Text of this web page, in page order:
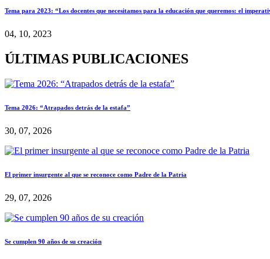
Tema para 2023: “Los docentes que necesitamos para la educación que queremos: el
04, 10, 2023
ÚLTIMAS PUBLICACIONES
Tema 2026: “Atrapados detrás de la estafa”
30, 07, 2026
El primer insurgente al que se reconoce como Padre de la Patria
29, 07, 2026
Se cumplen 90 años de su creación